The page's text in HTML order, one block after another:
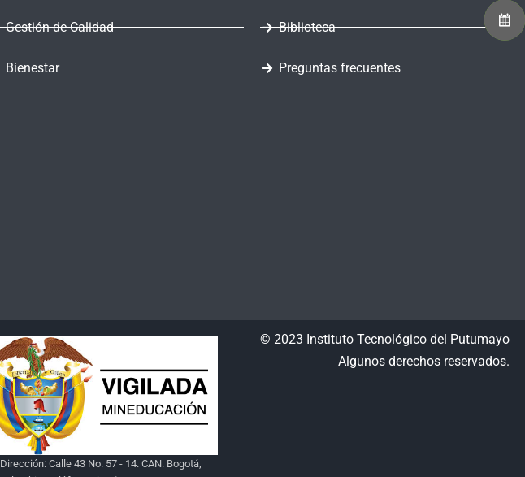
Gestión de Calidad
Bienestar
Biblioteca
Preguntas frecuentes
Dirección: Calle 43 No. 57 - 14. CAN. Bogotá,
© 2023 Instituto Tecnológico del Putumayo
Algunos derechos reservados.